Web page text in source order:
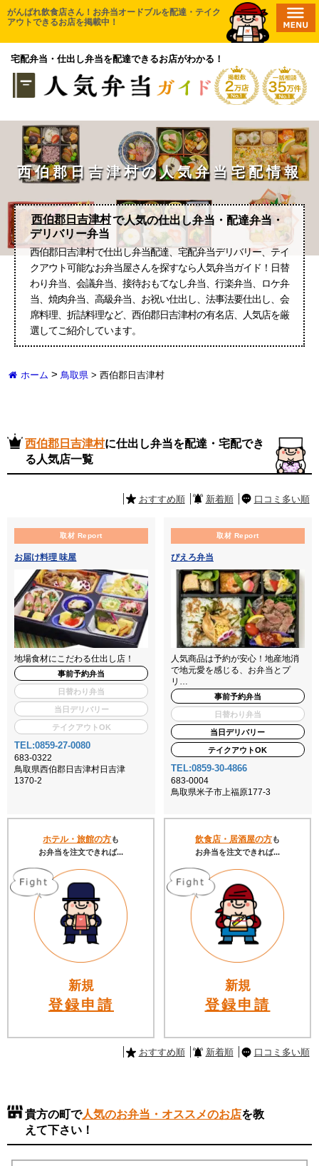
ン
テ
がんばれ飲食店さん！お弁当オードブルを配達・テイク
アウトできるお店を掲載中！
宅配弁当・仕出し弁当を配達できるお店がわかる！
HOME
エリアから探す
口コミ投稿
取材申請
新店舗登録
お気に入り一覧
西伯郡日吉津村の人気弁当宅配情報
西伯郡日吉津村で人気の仕出し弁当・配達弁当・
デリバリー弁当
西伯郡日吉津村で仕出し弁当配達、宅配弁当デリバリー、テイ
クアウト可能なお弁当屋さんを探すなら人気弁当ガイド！日替
わり弁当、会議弁当、接待おもてなし弁当、行楽弁当、ロケ弁
当、焼肉弁当、高級弁当、お祝い仕出し、法事法要仕出し、会
席料理、折詰料理など、西伯郡日吉津村の有名店、人気店を厳
選してご紹介しています。
ホーム > 鳥取県 >西伯郡日吉津村
西伯郡日吉津村に仕出し弁当を配達・宅配でき
る人気店一覧
おすすめ順 新着順 口コミ多い順
取材 Report
お届け料理 味屋
地場食材にこだわる仕出し店！
事前予約弁当
日替わり弁当
当日デリバリー
テイクアウトOK
TEL:0859-27-0080
683-0322
鳥取県西伯郡日吉津村日吉津
1370-2
取材 Report
ぴえろ弁当
人気商品は予約が安心！地産地消
で地元愛を感じる、お弁当とプ
リ…
事前予約弁当
日替わり弁当
当日デリバリー
テイクアウトOK
TEL:0859-30-4866
683-0004
鳥取県米子市上福原177-3
ホテル・旅館の方も
お弁当を注文できれば...
新規
登録申請
飲食店・居酒屋の方も
お弁当を注文できれば...
新規
登録申請
おすすめ順 新着順 口コミ多い順
貴方の町で人気のお弁当・オススメのお店を教
えて下さい！